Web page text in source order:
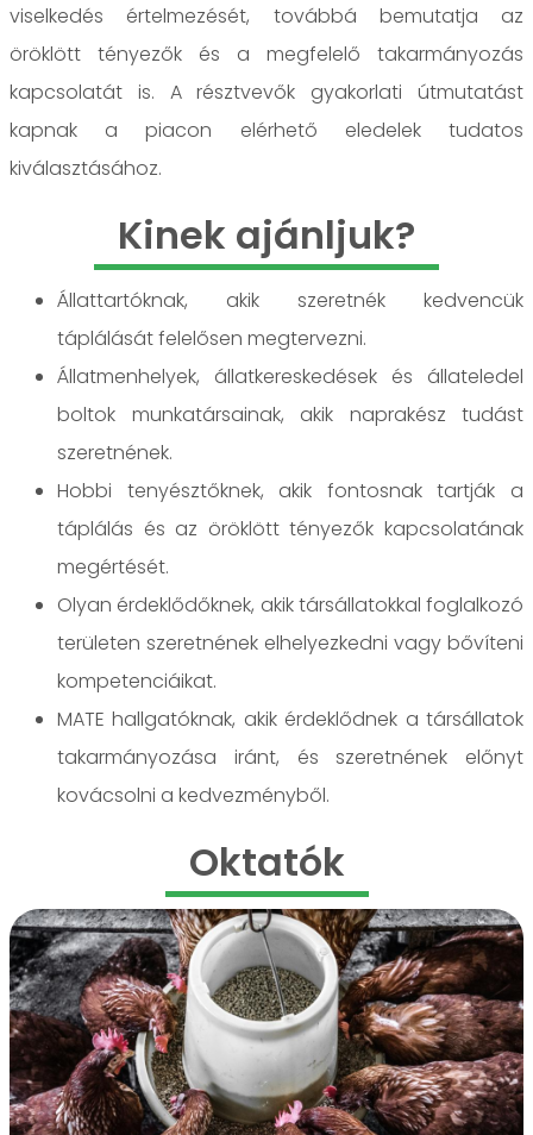
viselkedés értelmezését, továbbá bemutatja az
öröklött tényezők és a megfelelő takarmányozás
kapcsolatát is. A résztvevők gyakorlati útmutatást
kapnak a piacon elérhető eledelek tudatos
kiválasztásához.
Kinek ajánljuk?
Állattartóknak, akik szeretnék kedvencük
táplálását felelősen megtervezni.
Állatmenhelyek, állatkereskedések és állateledel
boltok munkatársainak, akik naprakész tudást
szeretnének.
Hobbi tenyésztőknek, akik fontosnak tartják a
táplálás és az öröklött tényezők kapcsolatának
megértését.
Olyan érdeklődőknek, akik társállatokkal foglalkozó
területen szeretnének elhelyezkedni vagy bővíteni
kompetenciáikat.
MATE hallgatóknak, akik érdeklődnek a társállatok
takarmányozása iránt, és szeretnének előnyt
kovácsolni a kedvezményből.
Oktatók